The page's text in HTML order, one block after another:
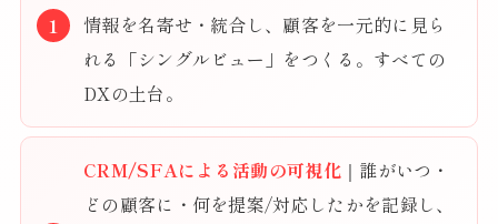
情報を名寄せ・統合し、顧客を一元的に見ら
れる「シングルビュー」をつくる。すべての
DXの土台。
CRM/SFAによる活動の可視化｜誰がいつ・
どの顧客に・何を提案/対応したかを記録し、